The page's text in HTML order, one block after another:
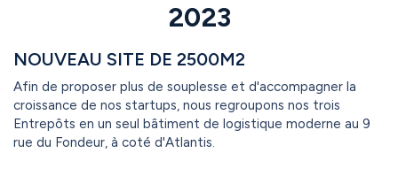
2023
NOUVEAU SITE DE 2500M2
Afin de proposer plus de souplesse et d'accompagner la
croissance de nos startups, nous regroupons nos trois
Entrepôts en un seul bâtiment de logistique moderne au 9
rue du Fondeur, à coté d'Atlantis.